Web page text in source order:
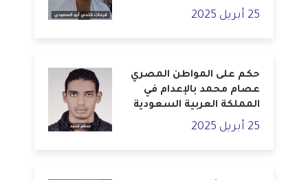
25 أبريل 2025
حكم على المواطن المصري
عصام محمد بالإعدام في
المملكة العربية السعودية
25 أبريل 2025